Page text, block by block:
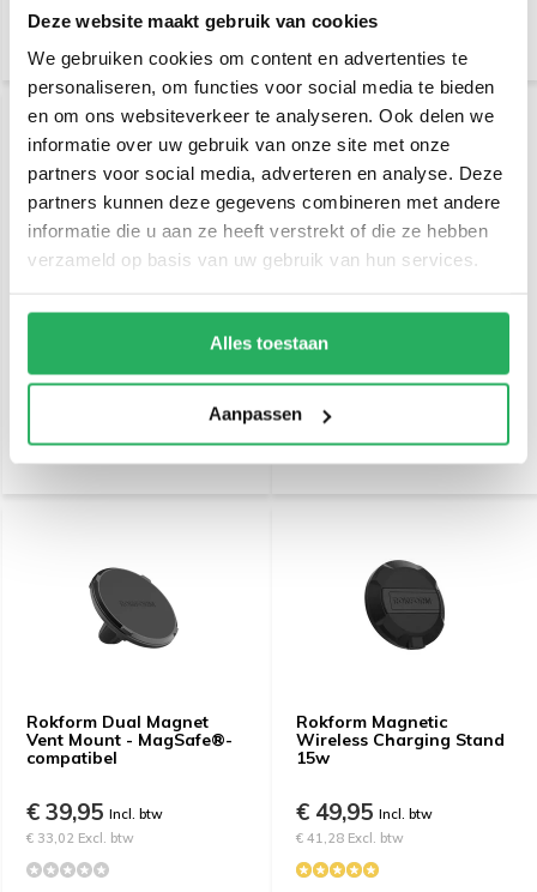
Deze website maakt gebruik van cookies
We gebruiken cookies om content en advertenties te
personaliseren, om functies voor social media te bieden
en om ons websiteverkeer te analyseren. Ook delen we
informatie over uw gebruik van onze site met onze
partners voor social media, adverteren en analyse. Deze
partners kunnen deze gegevens combineren met andere
informatie die u aan ze heeft verstrekt of die ze hebben
verzameld op basis van uw gebruik van hun services.
Alles toestaan
Aanpassen
€ 20,62 Excl. btw
€ 53,68 Excl. btw
Rokform Dual Magnet
Rokform Sport Ring –
Ring Stand Grip
€ 33,02 Excl. btw
Rokform Dual Magnet
Vent Mount - MagSafe®-
compatibel
€ 39,95 Incl. btw
€ 33,02 Excl. btw
Rokform Magnetic
Wireless Charging Stand
15w
€ 49,95 Incl. btw
€ 41,28 Excl. btw